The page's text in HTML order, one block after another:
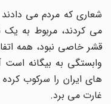
شعاری که مردم می
می کردند، مربوط به یک
قشر خاصی نبود، همه
وابستگی به بیگانه است
های ایران را سرکوب کرده
غارت می برد.